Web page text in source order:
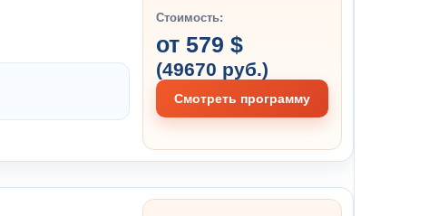
Стоимость:
от 579 $
(49670 руб.)
Смотреть программу